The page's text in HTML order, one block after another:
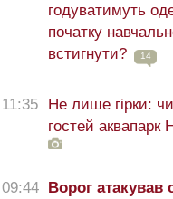
годуватимуть
початку
встигнути?
14
11:35
Не лише гірки:
гостей аквапарк
09:44 Ворог атакував